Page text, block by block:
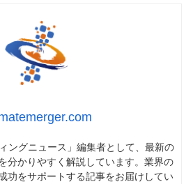
ングニュース」編集者として、最新の
分かりやすく解説しています。業界の
功をサポートする記事をお届けしてい